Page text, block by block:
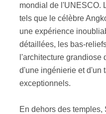
mondial de l'UNESCO.
tels que le célèbre
une expérience
détaillées, les bas-
l'architecture grandiose
d'une ingénierie et d'un
exceptionnels.
En dehors des